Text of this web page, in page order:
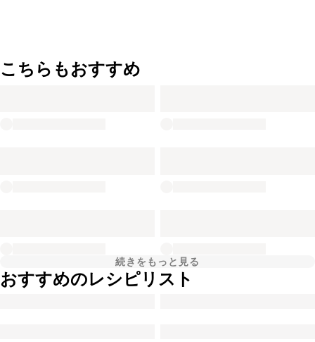
こちらもおすすめ
続きをもっと見る
おすすめのレシピリスト